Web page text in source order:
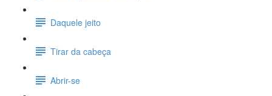
Daquele jeito
Tirar da cabeça
Abrir-se